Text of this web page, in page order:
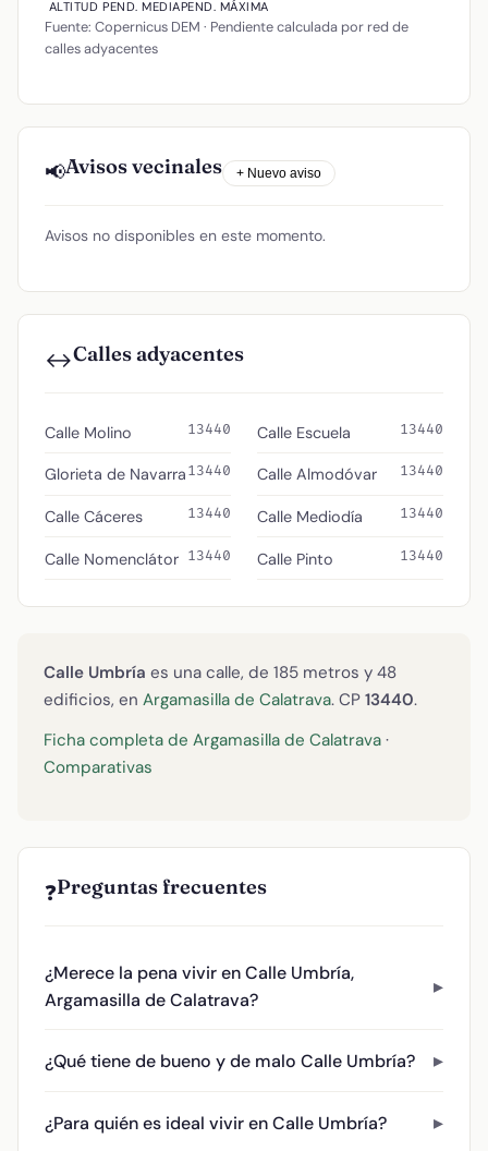
ALTITUD PEND. MEDIAPEND. MÁXIMA
Fuente: Copernicus DEM · Pendiente calculada por red de
calles adyacentes
📢Avisos vecinales + Nuevo aviso
Avisos no disponibles en este momento.
↔️Calles adyacentes
Calle Molino 13440
Glorieta de Navarra13440
Calle Cáceres 13440
Calle Nomenclátor 13440
Calle Escuela 13440
Calle Almodóvar 13440
Calle Mediodía 13440
Calle Pinto 13440
Calle Umbría es una calle, de 185 metros y 48
edificios, en Argamasilla de Calatrava. CP 13440.
Ficha completa de Argamasilla de Calatrava ·
Comparativas
❓Preguntas frecuentes
¿Merece la pena vivir en Calle Umbría,
Argamasilla de Calatrava?
¿Qué tiene de bueno y de malo Calle Umbría?
¿Para quién es ideal vivir en Calle Umbría?